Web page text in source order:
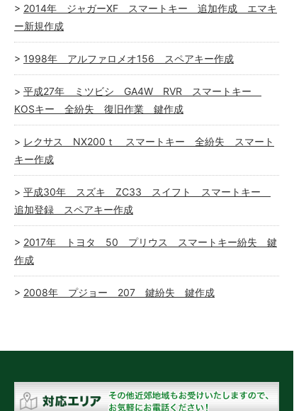
2014年 ジャガーXF スマートキー 追加作成 エマキ
ー新規作成
1998年 アルファロメオ156 スペアキー作成
平成27年 ミツビシ GA4W RVR スマートキー
KOSキー 全紛失 復旧作業 鍵作成
レクサス NX200ｔ スマートキー 全紛失 スマート
キー作成
平成30年 スズキ ZC33 スイフト スマートキー
追加登録 スペアキー作成
2017年 トヨタ 50 プリウス スマートキー紛失 鍵
作成
2008年 プジョー 207 鍵紛失 鍵作成